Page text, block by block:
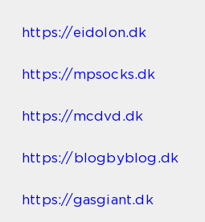
https://eidolon.dk
https://mpsocks.dk
https://mcdvd.dk
https://blogbyblog.dk
https://gasgiant.dk